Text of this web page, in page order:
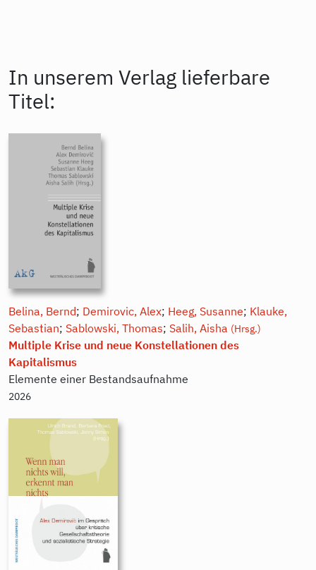
In unserem Verlag lieferbare
Titel:
Belina, Bernd; Demirovic, Alex; Heeg, Susanne; Klauke,
Sebastian; Sablowski, Thomas; Salih, Aisha (Hrsg.)
Multiple Krise und neue Konstellationen des
Kapitalismus
Elemente einer Bestandsaufnahme
2026